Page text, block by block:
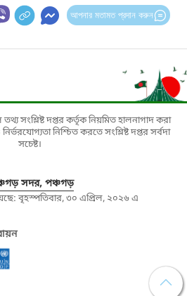
আপনার মতামত প্রদান করুন
সংশ্লিষ্ট দপ্তর কর্তৃক নিয়মিত হালনাগাদ করা
নিশ্চিত করতে সংশ্লিষ্ট দপ্তর সর্বদা
সচেষ্ট।
সদর, পঞ্চগড়
বৃহস্পতিবার, ৩০ এপ্রিল, ২০২৬ এ